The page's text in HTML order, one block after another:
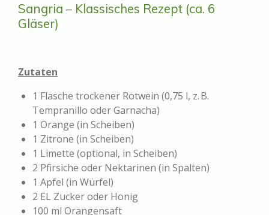
Sangria – Klassisches Rezept (ca. 6
Gläser)
Zutaten
1 Flasche trockener Rotwein (0,75 l, z. B.
Tempranillo oder Garnacha)
1 Orange (in Scheiben)
1 Zitrone (in Scheiben)
1 Limette (optional, in Scheiben)
2 Pfirsiche oder Nektarinen (in Spalten)
1 Apfel (in Würfel)
2 EL Zucker oder Honig
100 ml Orangensaft